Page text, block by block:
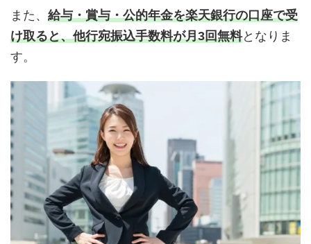
また、 給与・賞与・公的年金を楽天銀行の口座で受
け取ると、他行宛振込手数料が月3回無料となりま
す。